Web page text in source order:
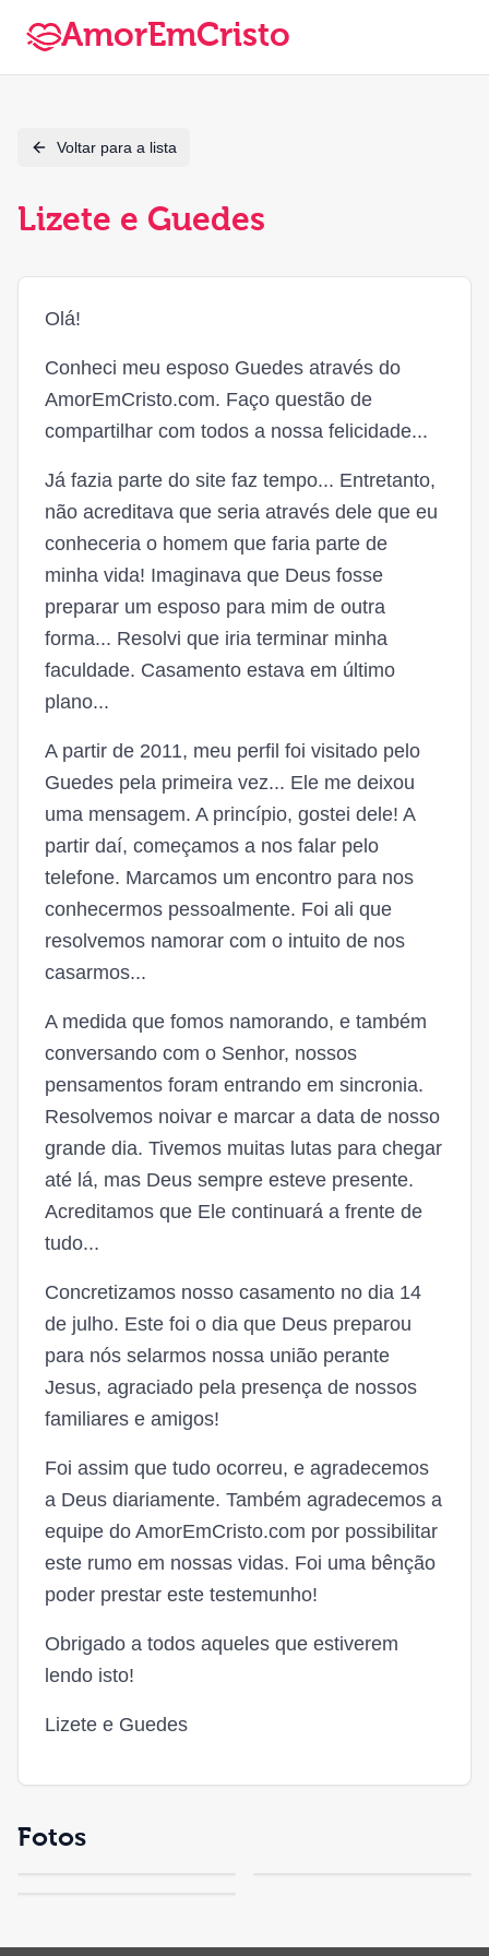
AmorEmCristo
Voltar para a lista
Lizete e Guedes
Olá!
Conheci meu esposo Guedes através do
AmorEmCristo.com. Faço questão de
compartilhar com todos a nossa felicidade...
Já fazia parte do site faz tempo... Entretanto,
não acreditava que seria através dele que eu
conheceria o homem que faria parte de
minha vida! Imaginava que Deus fosse
preparar um esposo para mim de outra
forma... Resolvi que iria terminar minha
faculdade. Casamento estava em último
plano...
A partir de 2011, meu perfil foi visitado pelo
Guedes pela primeira vez... Ele me deixou
uma mensagem. A princípio, gostei dele! A
partir daí, começamos a nos falar pelo
telefone. Marcamos um encontro para nos
conhecermos pessoalmente. Foi ali que
resolvemos namorar com o intuito de nos
casarmos...
A medida que fomos namorando, e também
conversando com o Senhor, nossos
pensamentos foram entrando em sincronia.
Resolvemos noivar e marcar a data de nosso
grande dia. Tivemos muitas lutas para chegar
até lá, mas Deus sempre esteve presente.
Acreditamos que Ele continuará a frente de
tudo...
Concretizamos nosso casamento no dia 14
de julho. Este foi o dia que Deus preparou
para nós selarmos nossa união perante
Jesus, agraciado pela presença de nossos
familiares e amigos!
Foi assim que tudo ocorreu, e agradecemos
a Deus diariamente. Também agradecemos a
equipe do AmorEmCristo.com por possibilitar
este rumo em nossas vidas. Foi uma bênção
poder prestar este testemunho!
Obrigado a todos aqueles que estiverem
lendo isto!
Lizete e Guedes
Fotos